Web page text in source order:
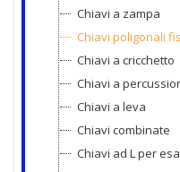
Chiavi a zampa
Chiavi poligonali
Chiavi a cricchetto
Chiavi a
Chiavi a leva
Chiavi combinate
Chiavi ad L per